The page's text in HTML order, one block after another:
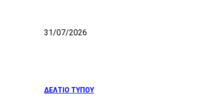
31/07/2026
ΔΕΛΤΙΟ ΤΥΠΟΥ